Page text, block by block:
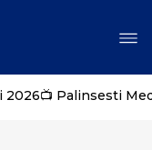
2026📺 Palinsesti